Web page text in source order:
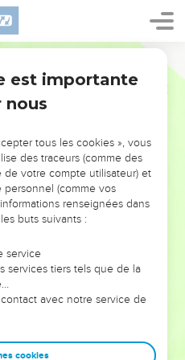
L’ÉVÉNEMENT
!
VOUS ÉVITER LES
?
moins les doutes, les erreurs
traversés, alors même que ce
ont façonnés.
entrepreneurs, et responsables
sagesse afin que leurs erreurs
est importante
nous
tous les cookies », vous
des traceurs (comme des
votre compte utilisateur) et
personnel (comme vos
renseignées dans
buts suivants :
service
services tiers tels que de la
avec notre service de
cookies